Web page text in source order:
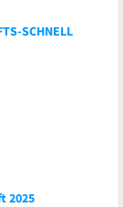
SCHNELL
2025